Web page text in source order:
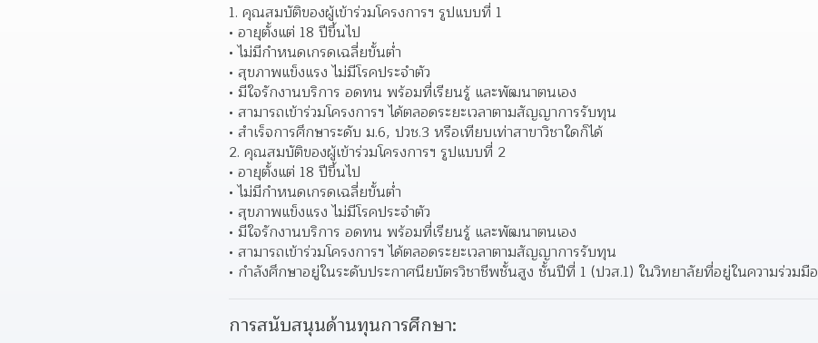
1. คุณสมบัติของผู้เข้าร่วมโครงการฯ รูปแบบที่ 1
อายุตั้งแต่ 18 ปีขึ้นไป
ไม่มีกำหนดเกรดเฉลี่ยขั้นต่ำ
สุขภาพแข็งแรง ไม่มีโรคประจำตัว
มีใจรักงานบริการ อดทน พร้อมที่เรียนรู้ และพัฒนาตนเอง
สามารถเข้าร่วมโครงการฯ ได้ตลอดระยะเวลาตามสัญญาการรับทุน
สำเร็จการศึกษาระดับ ม.6, ปวช.3 หรือเทียบเท่าสาขาวิชาใดก็ได้
2. คุณสมบัติของผู้เข้าร่วมโครงการฯ รูปแบบที่ 2
อายุตั้งแต่ 18 ปีขึ้นไป
ไม่มีกำหนดเกรดเฉลี่ยขั้นต่ำ
สุขภาพแข็งแรง ไม่มีโรคประจำตัว
มีใจรักงานบริการ อดทน พร้อมที่เรียนรู้ และพัฒนาตนเอง
สามารถเข้าร่วมโครงการฯ ได้ตลอดระยะเวลาตามสัญญาการรับทุน
กำลังศึกษาอยู่ในระดับประกาศนียบัตรวิชาชีพชั้นสูง ชั้นปีที่ 1 (ปวส.1) ในวิทยาลัยที่อยู่ในความร่วมมือ
การสนับสนุนด้านทุนการศึกษา: